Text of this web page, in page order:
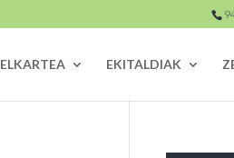
ELKARTEA EKITALDIAK